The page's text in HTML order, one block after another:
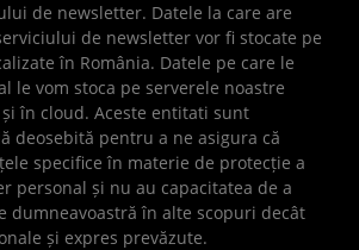
de newsletter. Datele la care are
de newsletter vor fi stocate pe
în România. Datele pe care le
le vom stoca pe serverele noastre
în cloud. Aceste entitati sunt
deosebită pentru a ne asigura că
specifice în materie de protecție a
personal și nu au capacitatea de a
dumneavoastră în alte scopuri decât
și expres prevăzute.